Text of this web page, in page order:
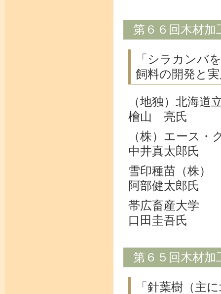
第６６回木材加
「シラカンバ
飼料の開発と
（地独）北海道
檜山 亮氏
（株）エース・
中井真太郎氏
雪印種苗（株）
阿部健太郎氏
帯広畜産大学
口田圭吾氏
第６５回木材加
「針葉樹（主